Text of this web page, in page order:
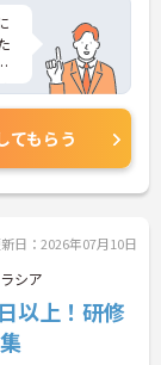
てもらう
日：2026年07月10日
シア
以上！研修